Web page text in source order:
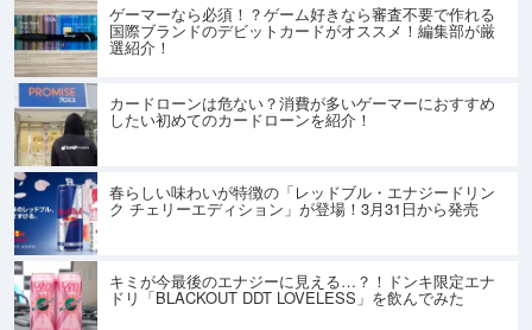
ゲーマーなら必須！？ゲーム好きなら審査不要で作れる
国際ブランドのデビットカードがオススメ！編集部が厳
選紹介！
カードローンは危ない？消費が多いゲーマーにおすすめ
したい初めてのカードローンを紹介！
春らしい味わいが特徴の「レッドブル・エナジードリン
ク チェリーエディション」が登場！3月31日から発売
キミが今最後のエナジーに見える…？！ドンキ限定エナ
ドリ「BLACKOUT DDT LOVELESS」を飲んでみた